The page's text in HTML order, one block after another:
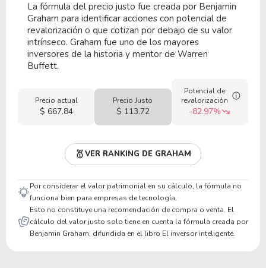
La fórmula del precio justo fue creada por Benjamin
Graham para identificar acciones con potencial de
revalorización o que cotizan por debajo de su valor
intrínseco. Graham fue uno de los mayores
inversores de la historia y mentor de Warren
Buffett.
Precio actual
$ 667.84
Precio Justo
$ 113.72
Potencial de
revalorización
-82.97%
VER RANKING DE GRAHAM
Por considerar el valor patrimonial en su cálculo, la fórmula no
funciona bien para empresas de tecnología.
Esto no constituye una recomendación de compra o venta. El
cálculo del valor justo solo tiene en cuenta la fórmula creada por
Benjamin Graham, difundida en el libro El inversor inteligente.